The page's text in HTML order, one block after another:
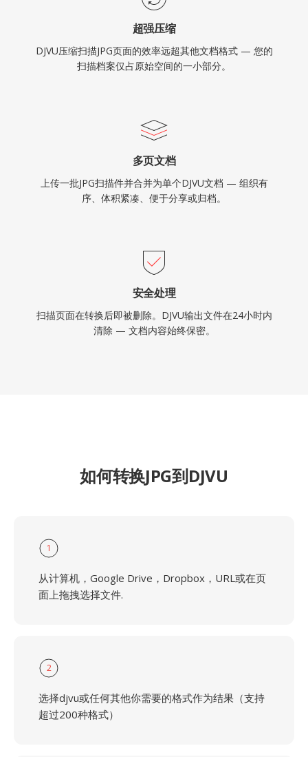
超强压缩
DJVU压缩扫描JPG页面的效率远超其他文档格式 — 您的
扫描档案仅占原始空间的一小部分。
多页文档
上传一批JPG扫描件并合并为单个DJVU文档 — 组织有
序、体积紧凑、便于分享或归档。
安全处理
扫描页面在转换后即被删除。DJVU输出文件在24小时内
清除 — 文档内容始终保密。
如何转换JPG到DJVU
1
从计算机，Google Drive，Dropbox，URL或在页
面上拖拽选择文件.
2
选择djvu或任何其他你需要的格式作为结果（支持
超过200种格式）